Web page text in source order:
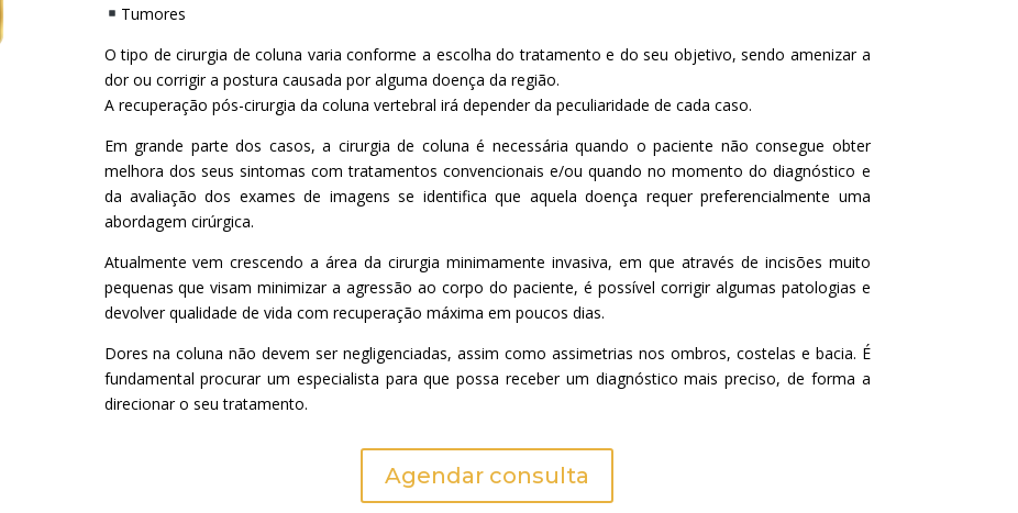
Tumores
O tipo de cirurgia de coluna varia conforme a escolha do tratamento e do seu objetivo, sendo amenizar a
dor ou corrigir a postura causada por alguma doença da região.
A recuperação pós-cirurgia da coluna vertebral irá depender da peculiaridade de cada caso.
Em grande parte dos casos, a cirurgia de coluna é necessária quando o paciente não consegue obter
melhora dos seus sintomas com tratamentos convencionais e/ou quando no momento do diagnóstico e
da avaliação dos exames de imagens se identifica que aquela doença requer preferencialmente uma
abordagem cirúrgica.
Atualmente vem crescendo a área da cirurgia minimamente invasiva, em que através de incisões muito
pequenas que visam minimizar a agressão ao corpo do paciente, é possível corrigir algumas patologias e
devolver qualidade de vida com recuperação máxima em poucos dias.
Dores na coluna não devem ser negligenciadas, assim como assimetrias nos ombros, costelas e bacia. É
fundamental procurar um especialista para que possa receber um diagnóstico mais preciso, de forma a
direcionar o seu tratamento.
Agendar consulta